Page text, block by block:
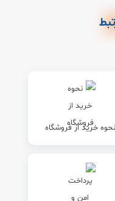
نحوه خرید از فروشگاه